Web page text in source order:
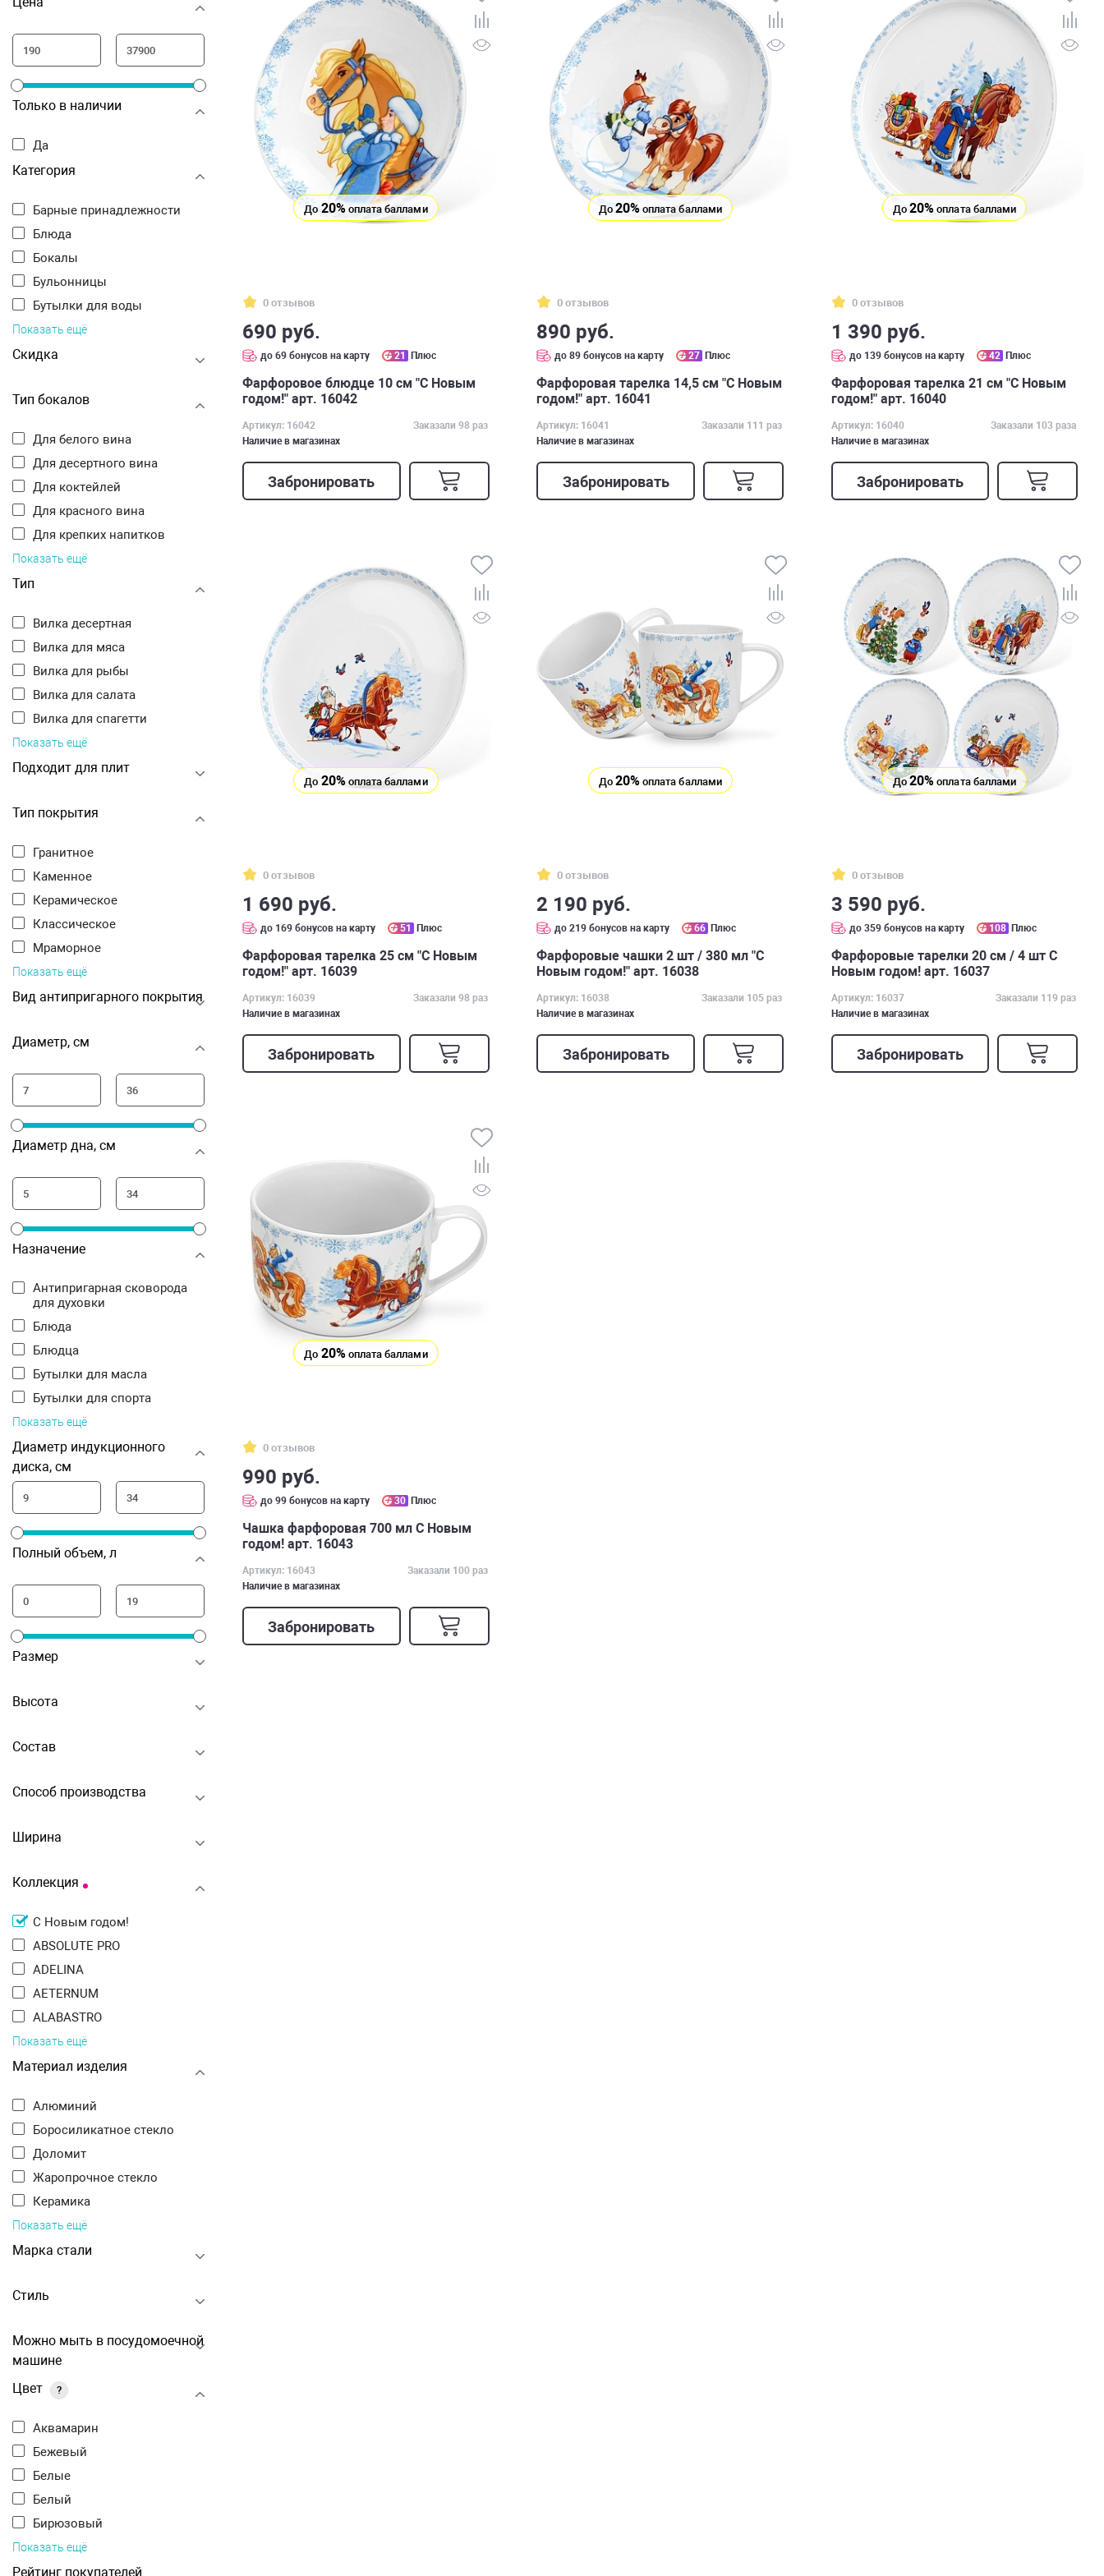
Только в наличии
Да
Категория
Барные принадлежности
Блюда
Бокалы
Бульонницы
Бутылки для воды
Показать ещё
Скидка
Тип бокалов
Для белого вина
Для десертного вина
Для коктейлей
Для красного вина
Для крепких напитков
Показать ещё
Тип
Вилка десертная
Вилка для мяса
Вилка для рыбы
Вилка для салата
Вилка для спагетти
Показать ещё
Подходит для плит
Тип покрытия
Гранитное
Каменное
Керамическое
Классическое
Мраморное
Показать ещё
Вид антипригарного покрытия
Диаметр, см
Диаметр дна, см
Назначение
Антипригарная сковорода
для духовки
Блюда
Блюдца
Бутылки для масла
Бутылки для спорта
Показать ещё
Диаметр индукционного
диска, см
Полный объем, л
Размер
Высота
Состав
Способ производства
Ширина
Коллекция
С Новым годом!
ABSOLUTE PRO
ADELINA
AETERNUM
ALABASTRO
Показать ещё
Материал изделия
Алюминий
Боросиликатное стекло
Доломит
Жаропрочное стекло
Керамика
Показать ещё
Марка стали
Стиль
Можно мыть в посудомоечной
машине
Цвет
?
Аквамарин
Бежевый
Белые
Белый
Бирюзовый
Показать ещё
Рейтинг покупателей
Крышки для посуды
До 20%оплата баллами
0 отзывов
690 руб.
до 69 бонусов на карту 21 Плюс
Фарфоровое блюдце 10 см "С Новым
годом!" арт. 16042
Артикул: 16042
Заказали 98 раз
Наличие в магазинах
Забронировать
До 20%оплата баллами
0 отзывов
890 руб.
до 89 бонусов на карту 27 Плюс
Фарфоровая тарелка 14,5 см "С Новым
годом!" арт. 16041
Артикул: 16041
Заказали 111 раз
Наличие в магазинах
Забронировать
До20% оплата баллами
0 отзывов
1 390 руб.
до 139 бонусов на карту 42 Плюс
Фарфоровая тарелка 21 см "С Новым
годом!" арт. 16040
Артикул: 16040
Заказали 103 раза
Наличие в магазинах
Забронировать
До20%оплата баллами
0 отзывов
1 690 руб.
до 169 бонусов на карту 51 Плюс
Фарфоровая тарелка 25 см "С Новым
годом!" арт. 16039
Артикул: 16039
Заказали 98 раз
Наличие в магазинах
Забронировать
До 20% оплата баллами
0 отзывов
2 190 руб.
до 219 бонусов на карту 66 Плюс
Фарфоровые чашки 2 шт / 380 мл "С
Новым годом!" арт. 16038
Артикул: 16038
Заказали 105 раз
Наличие в магазинах
Забронировать
До20% оплата баллами
0 отзывов
3 590 руб.
до 359 бонусов на карту 108 Плюс
Фарфоровые тарелки 20 см / 4 шт С
Новым годом! арт. 16037
Артикул: 16037
Заказали 119 раз
Наличие в магазинах
Забронировать
До 20% оплата баллами
0 отзывов
990 руб.
до 99 бонусов на карту 30 Плюс
Чашка фарфоровая 700 мл С Новым
годом! арт. 16043
Артикул: 16043
Заказали 100 раз
Наличие в магазинах
Забронировать